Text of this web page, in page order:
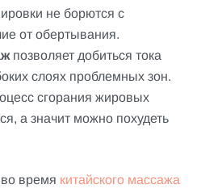
не борются с
от обертывания.
позволяет добиться тока
слоях проблемных зон.
сгорания жировых
а значит можно похудеть
время китайского массажа